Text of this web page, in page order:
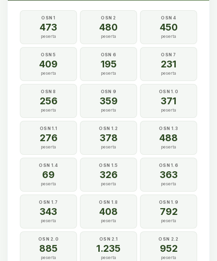
OSN 1
473
peserta
OSN 2
480
peserta
OSN 4
450
peserta
OSN 5
409
peserta
OSN 6
195
peserta
OSN 7
231
peserta
OSN 8
256
peserta
OSN 9
359
peserta
OSN 1.0
371
peserta
OSN 1.1
276
peserta
OSN 1.2
378
peserta
OSN 1.3
488
peserta
OSN 1.4
69
peserta
OSN 1.5
326
peserta
OSN 1.6
363
peserta
OSN 1.7
343
peserta
OSN 1.8
408
peserta
OSN 1.9
792
peserta
OSN 2.0
885
peserta
OSN 2.1
1.235
peserta
OSN 2.2
952
peserta